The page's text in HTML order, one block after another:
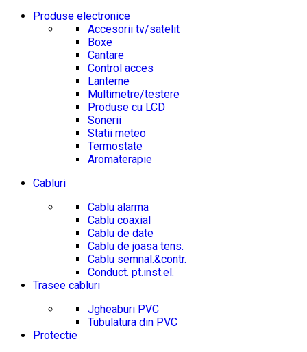
Produse electronice
Accesorii tv/satelit
Boxe
Cantare
Control acces
Lanterne
Multimetre/testere
Produse cu LCD
Sonerii
Statii meteo
Termostate
Aromaterapie
Cabluri
Cablu alarma
Cablu coaxial
Cablu de date
Cablu de joasa tens.
Cablu semnal.&contr.
Conduct. pt.inst.el.
Trasee cabluri
Jgheaburi PVC
Tubulatura din PVC
Protectie